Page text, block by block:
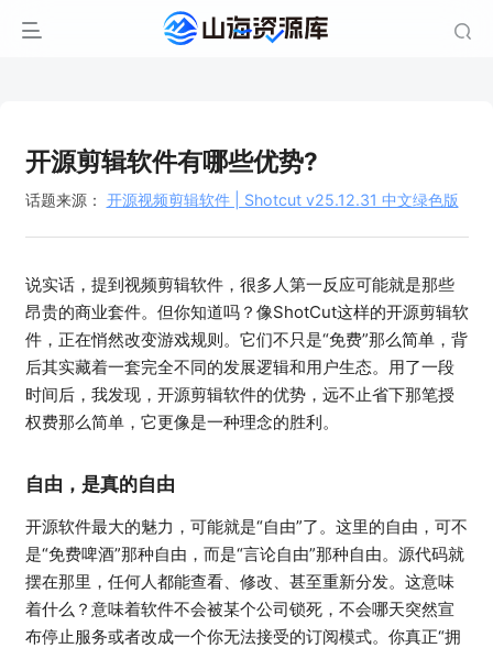
开源剪辑软件有哪些优势?
话题来源： 开源视频剪辑软件 | Shotcut v25.12.31 中文绿色版
说实话，提到视频剪辑软件，很多人第一反应可能就是那些
昂贵的商业套件。但你知道吗？像ShotCut这样的开源剪辑软
件，正在悄然改变游戏规则。它们不只是“免费”那么简单，背
后其实藏着一套完全不同的发展逻辑和用户生态。用了一段
时间后，我发现，开源剪辑软件的优势，远不止省下那笔授
权费那么简单，它更像是一种理念的胜利。
自由，是真的自由
开源软件最大的魅力，可能就是“自由”了。这里的自由，可不
是“免费啤酒”那种自由，而是“言论自由”那种自由。源代码就
摆在那里，任何人都能查看、修改、甚至重新分发。这意味
着什么？意味着软件不会被某个公司锁死，不会哪天突然宣
布停止服务或者改成一个你无法接受的订阅模式。你真正“拥